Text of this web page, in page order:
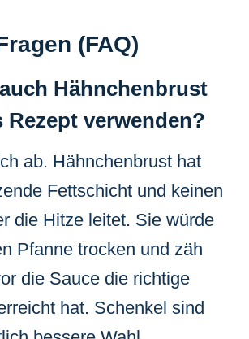
(FAQ)
Hähnchenbrust
Rezept verwenden?
ab. Hähnchenbrust hat
Fettschicht und keinen
die Hitze leitet. Sie würde
Pfanne trocken und zäh
die Sauce die richtige
hat. Schenkel sind